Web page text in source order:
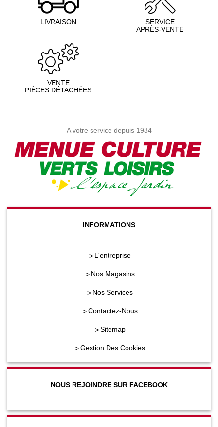
LIVRAISON
SERVICE
APRÈS-VENTE
VENTE
PIÈCES DÉTACHÉES
A votre service depuis 1984
INFORMATIONS
L'entreprise
Nos Magasins
Nos Services
Contactez-Nous
Sitemap
Gestion Des Cookies
NOUS REJOINDRE SUR FACEBOOK